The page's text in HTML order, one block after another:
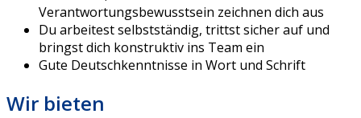
Verantwortungsbewusstsein zeichnen dich aus
Du arbeitest selbstständig, trittst sicher auf und
bringst dich konstruktiv ins Team ein
Gute Deutschkenntnisse in Wort und Schrift
Wir bieten